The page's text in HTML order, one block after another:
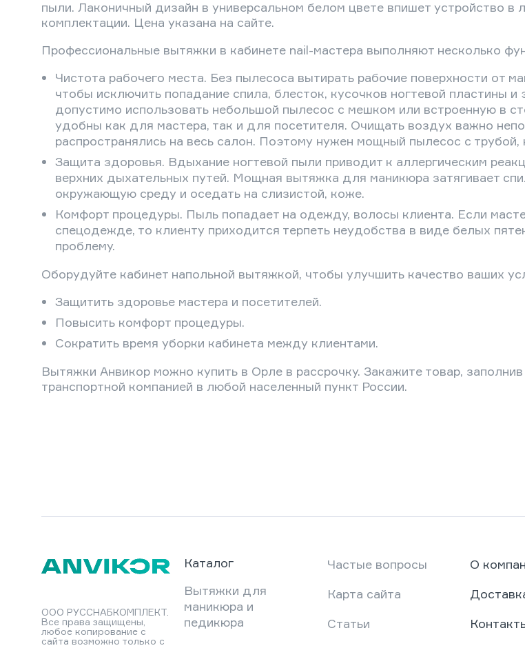
пыли. Лаконичный дизайн в универсальном белом цвете впишет устройство
комплектации. Цена указана на сайте.
Профессиональные вытяжки в кабинете nail-мастера выполняют несколько
Чистота рабочего места. Без пылесоса вытирать рабочие поверхности от
чтобы исключить попадание спила, блесток, кусочков ногтевой пластины
допустимо использовать небольшой пылесос с мешком или встроенную в
удобны как для мастера, так и для посетителя. Очищать воздух важно
распространялись на весь салон. Поэтому нужен мощный пылесос с
Защита здоровья. Вдыхание ногтевой пыли приводит к аллергическим
верхних дыхательных путей. Мощная вытяжка для маникюра затягивает
окружающую среду и оседать на слизистой, коже.
Комфорт процедуры. Пыль попадает на одежду, волосы клиента. Если
спецодежде, то клиенту приходится терпеть неудобства в виде белых
проблему.
Оборудуйте кабинет напольной вытяжкой, чтобы улучшить качество ваших
Защитить здоровье мастера и посетителей.
Повысить комфорт процедуры.
Сократить время уборки кабинета между клиентами.
Вытяжки Анвикор можно купить в Орле в рассрочку. Закажите товар,
транспортной компанией в любой населенный пункт России.
ООО РУССНАБКОМПЛЕКТ.
Все права защищены,
любое копирование с
сайта возможно только с
Каталог
Вытяжки для
маникюра и
педикюра
Частые вопросы
Карта сайта
Статьи
О